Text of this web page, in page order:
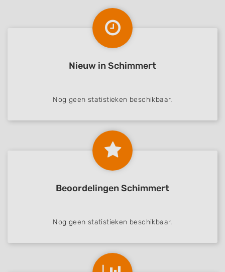
Nieuw in Schimmert
Nog geen statistieken beschikbaar.
Beoordelingen Schimmert
Nog geen statistieken beschikbaar.
Use precise geolocation data
actively requested